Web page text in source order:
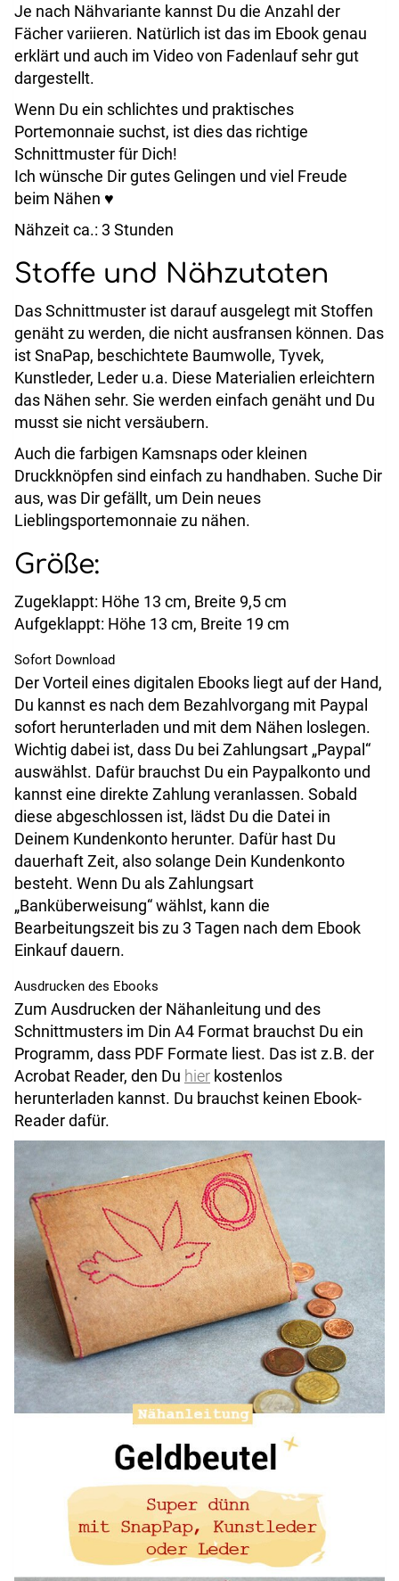
Je nach Nähvariante kannst Du die Anzahl der
Fächer variieren. Natürlich ist das im Ebook genau
erklärt und auch im Video von Fadenlauf sehr gut
dargestellt.
Wenn Du ein schlichtes und praktisches
Portemonnaie suchst, ist dies das richtige
Schnittmuster für Dich!
Ich wünsche Dir gutes Gelingen und viel Freude
beim Nähen ♥
Nähzeit ca.: 3 Stunden
Stoffe und Nähzutaten
Das Schnittmuster ist darauf ausgelegt mit Stoffen
genäht zu werden, die nicht ausfransen können. Das
ist SnaPap, beschichtete Baumwolle, Tyvek,
Kunstleder, Leder u.a. Diese Materialien erleichtern
das Nähen sehr. Sie werden einfach genäht und Du
musst sie nicht versäubern.
Auch die farbigen Kamsnaps oder kleinen
Druckknöpfen sind einfach zu handhaben. Suche Dir
aus, was Dir gefällt, um Dein neues
Lieblingsportemonnaie zu nähen.
Größe:
Zugeklappt: Höhe 13 cm, Breite 9,5 cm
Aufgeklappt: Höhe 13 cm, Breite 19 cm
Sofort Download
Der Vorteil eines digitalen Ebooks liegt auf der Hand,
Du kannst es nach dem Bezahlvorgang mit Paypal
sofort herunterladen und mit dem Nähen loslegen.
Wichtig dabei ist, dass Du bei Zahlungsart „Paypal“
auswählst. Dafür brauchst Du ein Paypalkonto und
kannst eine direkte Zahlung veranlassen. Sobald
diese abgeschlossen ist, lädst Du die Datei in
Deinem Kundenkonto herunter. Dafür hast Du
dauerhaft Zeit, also solange Dein Kundenkonto
besteht. Wenn Du als Zahlungsart
„Banküberweisung“ wählst, kann die
Bearbeitungszeit bis zu 3 Tagen nach dem Ebook
Einkauf dauern.
Ausdrucken des Ebooks
Zum Ausdrucken der Nähanleitung und des
Schnittmusters im Din A4 Format brauchst Du ein
Programm, dass PDF Formate liest. Das ist z.B. der
Acrobat Reader, den Du hier kostenlos
herunterladen kannst. Du brauchst keinen Ebook-
Reader dafür.